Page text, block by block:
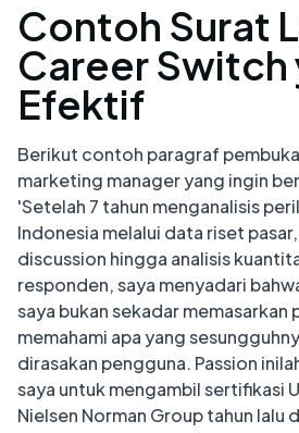
Contoh Surat
Career Switch
Efektif
Berikut contoh paragraf
marketing manager yang ingin
'Setelah 7 tahun menganalisis
Indonesia melalui data riset
discussion hingga analisis
responden, saya menyadari
saya bukan sekadar memasarkan
memahami apa yang
dirasakan pengguna. Passion
saya untuk mengambil sertifikasi
Nielsen Norman Group tahun lalu